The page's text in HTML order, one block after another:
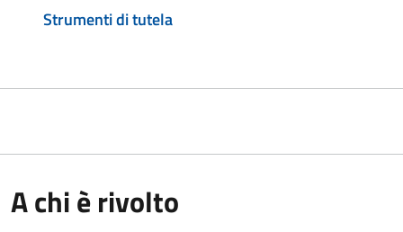
Strumenti di tutela
A chi è rivolto